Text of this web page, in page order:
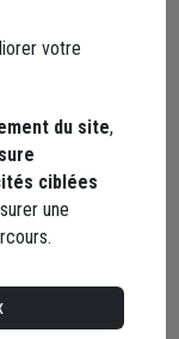
fibre de
murs cloisons
- Ursa
M - ép. 145
1
/ m²
votre
du site,
ciblées
une